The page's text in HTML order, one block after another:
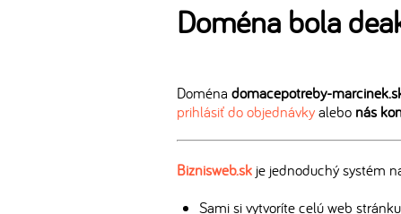
Doména bola
Doména domacepotreby-
prihlásiť do objednávkyalebo nás
Biznisweb.sk je jednoduchý systém
Sami si vytvoríte celú web